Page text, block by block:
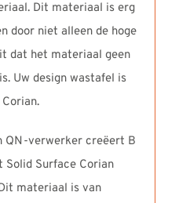
Dit materiaal is erg
door niet alleen de hoge
dat het materiaal geen
Uw design wastafel is
QN-verwerker creëert B
Solid Surface Corian
materiaal is van